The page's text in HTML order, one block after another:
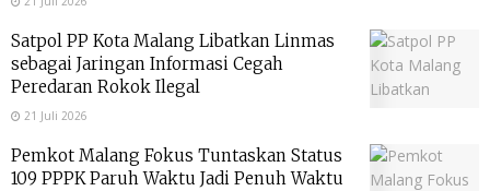
Satpol PP Kota Malang Libatkan Linmas
sebagai Jaringan Informasi Cegah
Peredaran Rokok Ilegal
21 Juli 2026
Pemkot Malang Fokus Tuntaskan Status
109 PPPK Paruh Waktu Jadi Penuh Waktu